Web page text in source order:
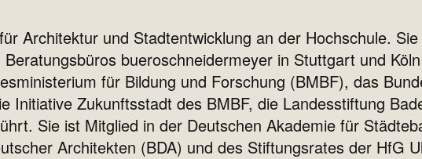
Architektur und Stadtentwicklung an der Hochschule. Sie
bueroschneidermeyer in Stuttgart und
für Bildung und Forschung (BMBF), das
Initiative Zukunftsstadt des BMBF, die Landesstiftung
Sie ist Mitglied in der Deutschen Akademie für
Architekten (BDA) und des Stiftungsrates der HfG